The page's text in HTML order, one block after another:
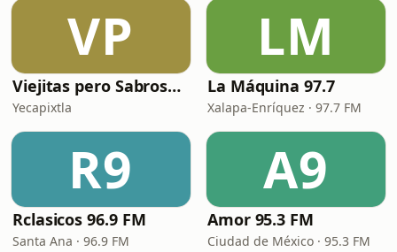
VP
Viejitas pero Sabrosas Radio
Yecapixtla
LM
La Máquina 97.7
Xalapa-Enríquez · 97.7 FM
R9
Rclasicos 96.9 FM
Santa Ana · 96.9 FM
A9
Amor 95.3 FM
Ciudad de México · 95.3 FM